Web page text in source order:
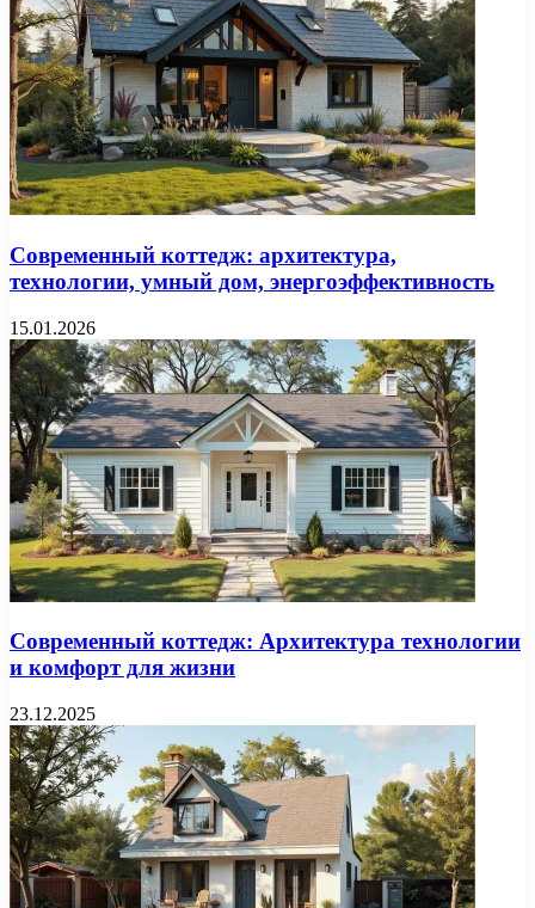
Современный коттедж: архитектура,
технологии, умный дом, энергоэффективность
15.01.2026
Современный коттедж: Архитектура технологии
и комфорт для жизни
23.12.2025